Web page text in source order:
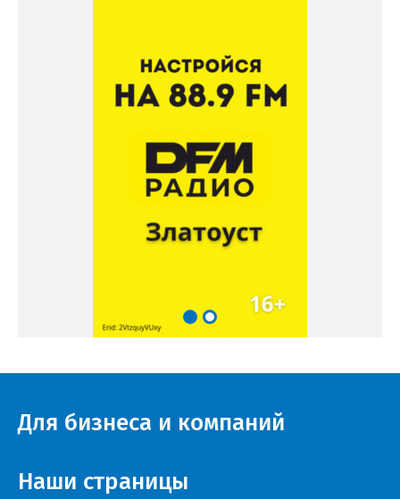
Для бизнеса и компаний
Наши страницы